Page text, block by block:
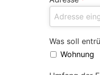
Was soll
Wohnung